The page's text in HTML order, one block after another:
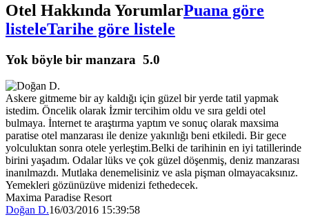
Otel Hakkında YorumlarPuana göre
listeleTarihe göre listele
Yok böyle bir manzara 5.0
Askere gitmeme bir ay kaldığı için güzel bir yerde tatil yapmak
istedim. Öncelik olarak İzmir tercihim oldu ve sıra geldi otel
bulmaya. İnternet te araştırma yaptım ve sonuç olarak maxsima
paratise otel manzarası ile denize yakınlığı beni etkiledi. Bir gece
yolculuktan sonra otele yerleştim.Belki de tarihinin en iyi tatillerinde
birini yaşadım. Odalar lüks ve çok güzel döşenmiş, deniz manzarası
inanılmazdı. Mutlaka denemelisiniz ve asla pişman olmayacaksınız.
Yemekleri gözünüzüve midenizi fethedecek.
Maxima Paradise Resort
Doğan D.16/03/2016 15:39:58